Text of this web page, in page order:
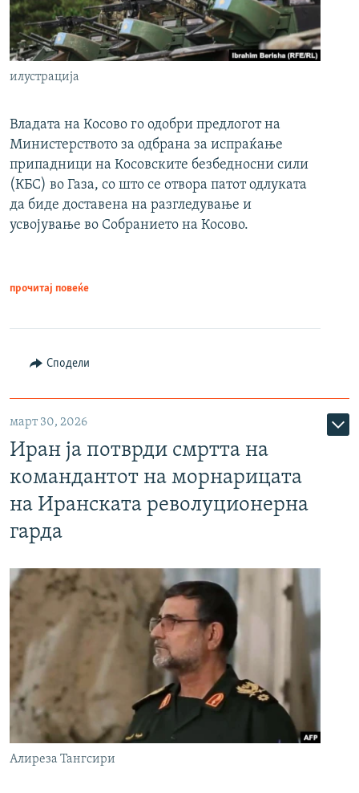
илустрација
Владата на Косово го одобри предлогот на
Министерството за одбрана за испраќање
припадници на Косовските безбедносни сили
(КБС) во Газа, со што се отвора патот одлуката
да биде доставена на разгледување и
усвојување во Собранието на Косово.
прочитај повеќе
Сподели
март 30, 2026
Иран ја потврди смртта на
командантот на морнарицата
на Иранската револуционерна
гарда
Алиреза Тангсири